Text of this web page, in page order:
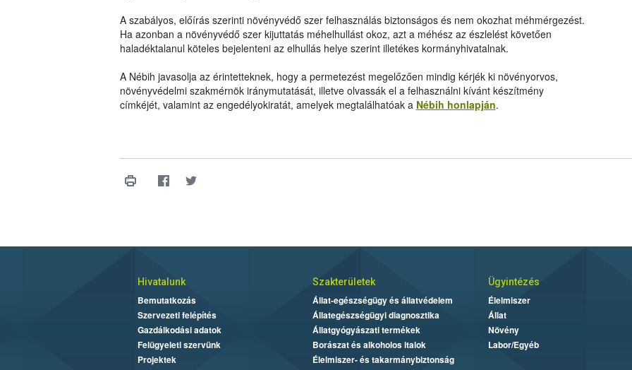
A szabályos, előírás szerinti növényvédő szer felhasználás biztonságos és nem okozhat méhmérgezést.
Ha azonban a növényvédő szer kijuttatás méhelhullást okoz, azt a méhész az észlelést követően
haladéktalanul köteles bejelenteni az elhullás helye szerint illetékes kormányhivatalnak.
A Nébih javasolja az érintetteknek, hogy a permetezést megelőzően mindig kérjék ki növényorvos,
növényvédelmi szakmérnök iránymutatását, illetve olvassák el a felhasználni kívánt készítmény
címkéjét, valamint az engedélyokiratát, amelyek megtalálhatóak a Nébih honlapján.
Hivatalunk
Bemutatkozás
Szervezeti felépítés
Gazdálkodási adatok
Felügyeleti szervünk
Projektek
Szakterületek
Állat-egészségügy és állatvédelem
Állategészségügyi diagnosztika
Állatgyógyászati termékek
Borászat és alkoholos italok
Élelmiszer- és takarmánybiztonság
Ügyintézés
Élelmiszer
Állat
Növény
Labor/Egyéb